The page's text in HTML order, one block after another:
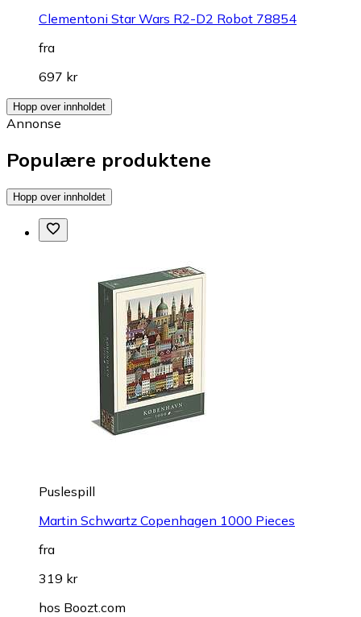
Clementoni Star Wars R2-D2 Robot 78854
fra
697 kr
Hopp over innholdet
Annonse
Populære produktene
Hopp over innholdet
Puslespill
Martin Schwartz Copenhagen 1000 Pieces
fra
319 kr
hos Boozt.com